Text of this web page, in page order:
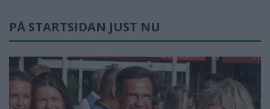
PÅ STARTSIDAN JUST NU